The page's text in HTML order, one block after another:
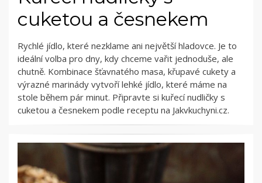
cuketou a česnekem
Rychlé jídlo, které nezklame ani největší hladovce. Je to
ideální volba pro dny, kdy chceme vařit jednoduše, ale
chutně. Kombinace šťavnatého masa, křupavé cukety a
výrazné marinády vytvoří lehké jídlo, které máme na
stole během pár minut. Připravte si kuřecí nudličky s
cuketou a česnekem podle receptu na Jakvkuchyni.cz.